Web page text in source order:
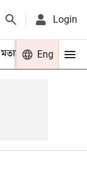
Login
মতামত খেলা
Eng